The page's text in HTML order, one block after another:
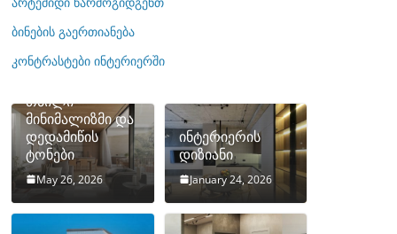
ბ
ი
ბინების გაერთიანება
კონტრასტები ინტერიერში
თბილი
მინიმალიზმი და
დედამიწის
ტონები
May 26, 2026
ინტერიერის
დიზიანი
January 24, 2026